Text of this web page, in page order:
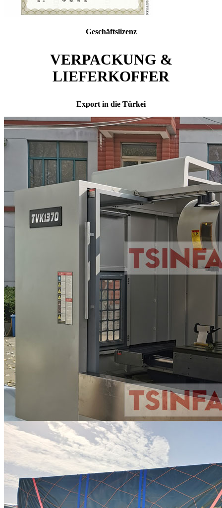
Geschäftslizenz
VERPACKUNG &
LIEFERKOFFER
Export in die Türkei